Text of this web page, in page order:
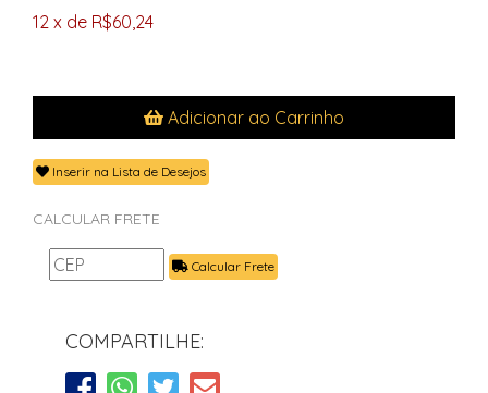
12 x de R$60,24
Adicionar ao Carrinho
Inserir na Lista de Desejos
CALCULAR FRETE
Calcular Frete
COMPARTILHE: